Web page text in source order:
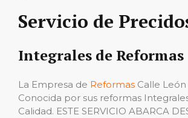
Servicio de
Integrales de Reformas
La Empresa de Reformas Calle León
Conocida por sus reformas
Calidad. ESTE SERVICIO ABARCA